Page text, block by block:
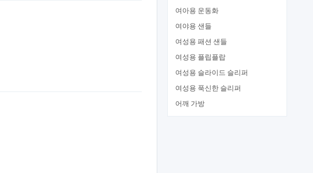
여아용 운동화
여야용 샌들
여성용 패션 샌들
여성용 플립플랍
여성용 슬라이드 슬리퍼
여성용 푹신한 슬리퍼
어깨 가방